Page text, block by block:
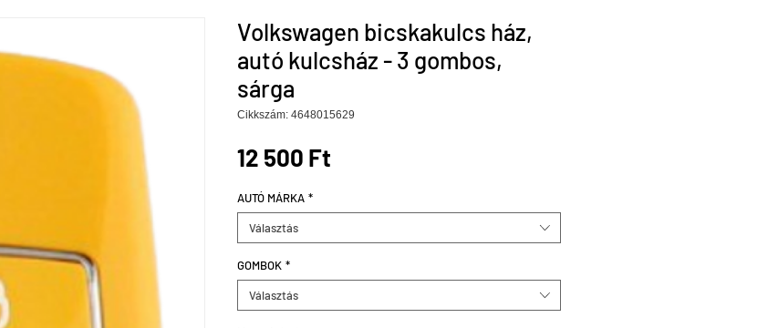
Volkswagen bicskakulcs ház,
autó kulcsház - 3 gombos,
sárga
Cikkszám: 4648015629
12 500 Ft
AUTÓ MÁRKA *
Választás
GOMBOK *
Választás